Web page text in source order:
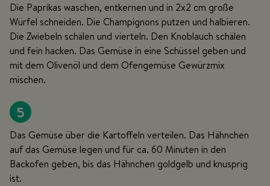
Die Paprikas waschen, entkernen und in 2x2 cm große
Würfel schneiden. Die Champignons putzen und halbieren.
Die Zwiebeln schälen und vierteln. Den Knoblauch schälen
und fein hacken. Das Gemüse in eine Schüssel geben und
mit dem Olivenöl und dem Ofengemüse Gewürzmix
mischen.
5
Das Gemüse über die Kartoffeln verteilen. Das Hähnchen
auf das Gemüse legen und für ca. 60 Minuten in den
Backofen geben, bis das Hähnchen goldgelb und knusprig
ist.